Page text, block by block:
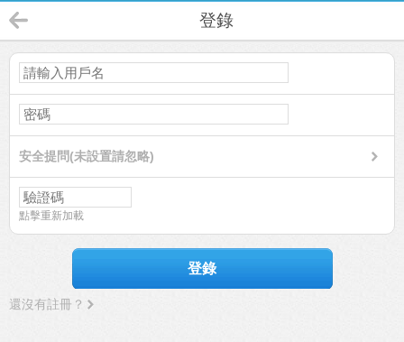
登錄
安全提問(未設置請忽略)
點擊重新加載
登錄
還沒有註冊？